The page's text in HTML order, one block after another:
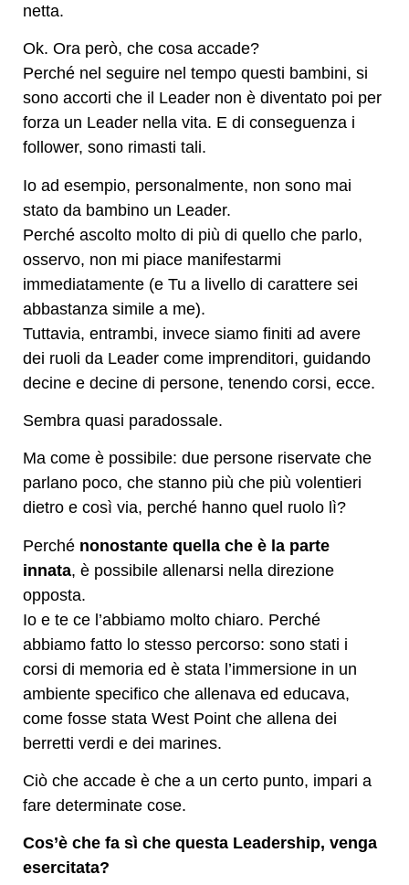
netta.
Ok. Ora però, che cosa accade?
Perché nel seguire nel tempo questi bambini, si
sono accorti che il Leader non è diventato poi per
forza un Leader nella vita. E di conseguenza i
follower, sono rimasti tali.
Io ad esempio, personalmente, non sono mai
stato da bambino un Leader.
Perché ascolto molto di più di quello che parlo,
osservo, non mi piace manifestarmi
immediatamente (e Tu a livello di carattere sei
abbastanza simile a me).
Tuttavia, entrambi, invece siamo finiti ad avere
dei ruoli da Leader come imprenditori, guidando
decine e decine di persone, tenendo corsi, ecce.
Sembra quasi paradossale.
Ma come è possibile: due persone riservate che
parlano poco, che stanno più che più volentieri
dietro e così via, perché hanno quel ruolo lì?
Perché nonostante quella che è la parte
innata, è possibile allenarsi nella direzione
opposta.
Io e te ce l’abbiamo molto chiaro. Perché
abbiamo fatto lo stesso percorso: sono stati i
corsi di memoria ed è stata l’immersione in un
ambiente specifico che allenava ed educava,
come fosse stata West Point che allena dei
berretti verdi e dei marines.
Ciò che accade è che a un certo punto, impari a
fare determinate cose.
Cos’è che fa sì che questa Leadership, venga
esercitata?